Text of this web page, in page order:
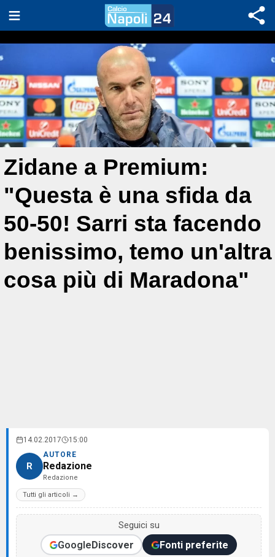
Zidane a Premium:
"Questa è una sfida da
50-50! Sarri sta facendo
benissimo, temo un'altra
cosa più di Maradona"
14.02.2017 15:00
R
AUTORE
Redazione
Redazione
Tutti gli articoli →
Seguici su
GoogleDiscover Fonti preferite